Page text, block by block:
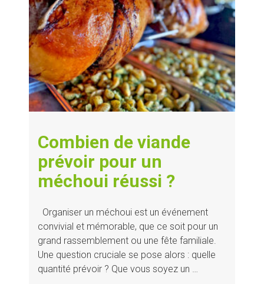
Combien de viande
prévoir pour un
méchoui réussi ?
Organiser un méchoui est un événement
convivial et mémorable, que ce soit pour un
grand rassemblement ou une fête familiale.
Une question cruciale se pose alors : quelle
quantité prévoir ? Que vous soyez un …